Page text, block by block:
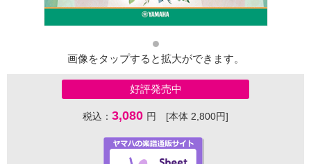
画像をタップすると拡大ができます。
好評発売中
税込： 3,080 円 [本体 2,800円]